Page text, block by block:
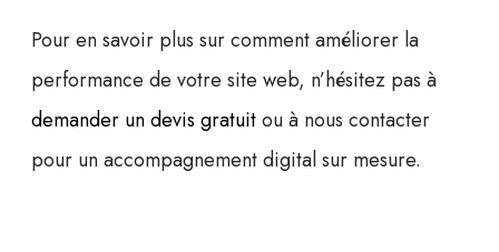
Pour en savoir plus sur comment améliorer la
performance de votre site web, n’hésitez pas à
demander un devis gratuitou à nous contacter
pour un accompagnement digital sur mesure.